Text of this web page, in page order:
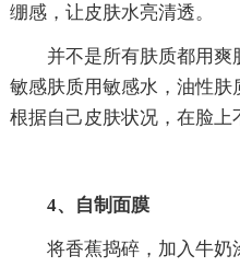
绷感，让皮肤水亮清透。
并不是所有肤质都用爽
敏感肤质用敏感水，油性肤
根据自己皮肤状况，在脸上
4、自制面膜
将香蕉捣碎，加入牛奶